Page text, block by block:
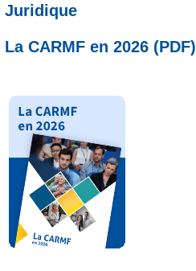
Juridique
La CARMF en 2026 (PDF)